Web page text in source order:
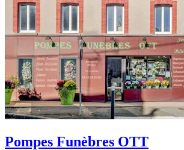
Pompes Funèbres OTT